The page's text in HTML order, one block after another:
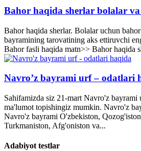
Bahor haqida sherlar bolalar
Bahor haqida sherlar. Bolalar uchun
bayramining tarovatining aks ettiruvchi
Bahor fasli haqida matn>> Bahor haqida
Navro’z bayrami urf – odatlari
Sahifamizda siz 21-mart Navro'z bayrami
ma'lumot topishingiz mumkin. Navro'z
Navro'z bayrami O'zbekiston,
Turkmaniston, Afg'oniston va...
Adabiyot testlar